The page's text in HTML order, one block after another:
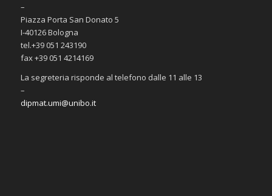
–
Piazza Porta San Donato 5
I-40126 Bologna
tel.+39 051 243190
fax +39 051 4214169
La segreteria risponde al telefono dalle 11 alle 13
–
dipmat.umi@unibo.it